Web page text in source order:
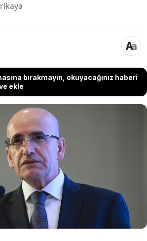
bırakmayın, okuyacağınız haberi
ekle
düzenlenen G20 Maliye
ve Merkez Bankası Başkanları
katılan Hazine ve Maliye
Mehmet Şimşek açıklamalarda